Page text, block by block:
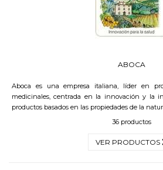
ABOCA
Aboca es una empresa italiana, líder en
medicinales, centrada en la innovación y la
productos basados en las propiedades de la
36 productos
VER PRODUCTOS